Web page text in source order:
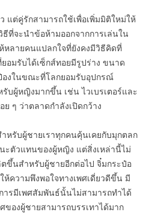
แต่คู่รักสามารถใช้เพื่อเพิ่มมิติใหม่ให้
ธีที่จะนำข้อห้ามออกจากการเล่นใน
หลายคนแปลกใจที่ยังคงมีวิธีคิดที่
ยอมรับได้เซ็กส์ทอยมีรูปร่าง ขนาด
องในขณะที่โลกยอมรับอุปกรณ์
บผู้หญิงมากขึ้น เช่น ไวเบรเตอร์และ
ๆ ว่าตลาดกำลังเปิดกว้าง
หรับผู้ชายเราทุกคนคุ้นเคยกับมุกตลก
นะตัวแทนของผู้หญิง แต่สิ่งเหล่านี้ไม่
ตขึ้นสำหรับผู้ชายอีกต่อไป จิ๋มกระป๋อ
ความพึงพอใจทางเพศเดี่ยวดีขึ้น มี
รมีเพศสัมพันธ์นั้นไม่สามารถทำได้
ของผู้ชายสามารถบรรเทาได้มาก